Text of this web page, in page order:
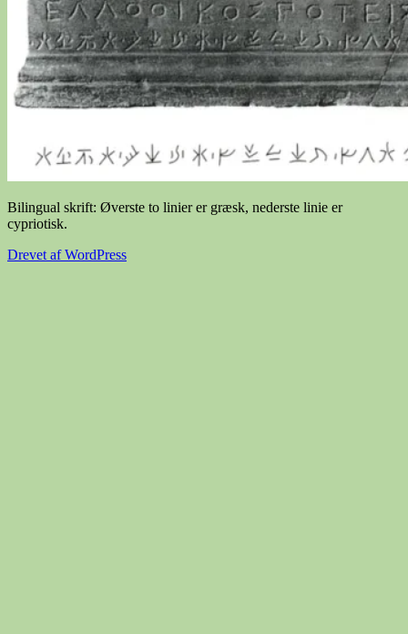
Bilingual skrift: Øverste to linier er græsk, nederste linie er
cypriotisk.
Drevet af WordPress